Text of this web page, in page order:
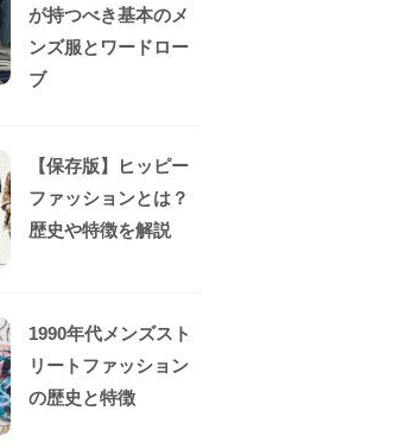
が持つべき基本のメ
ンズ服とワードロー
ブ
【保存版】ヒッピー
ファッションとは？
歴史や特徴を解説
1990年代メンズスト
リートファッション
の歴史と特徴